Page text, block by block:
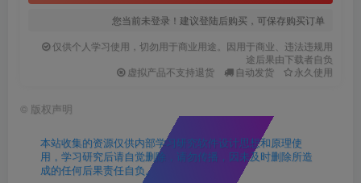
您当前未登录！建议登陆后购买，可保存购买订单
仅供个人学习使用，切勿用于商业用途。因用于商业、违法违规用
途后果由下载者自负
虚拟产品不支持退货
自动发货 永久使用
© 版权声明
本站收集的资源仅供内部学习研究软件设计思想和原理使
用，学习研究后请自觉删除，请勿传播，因未及时删除所造
成的任何后果责任自负。